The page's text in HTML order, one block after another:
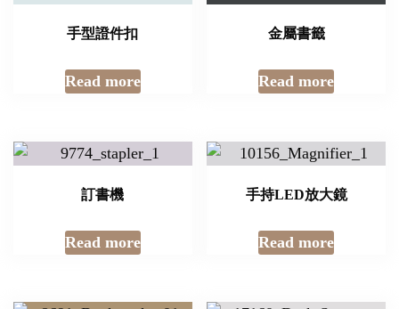
手型證件扣
Read more
金屬書籤
Read more
訂書機
Read more
手持LED放大鏡
Read more